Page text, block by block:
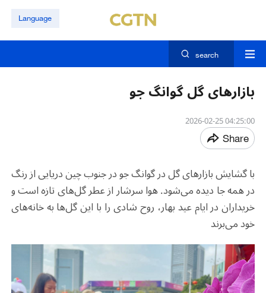
Language
search
بازارهای گل گوانگ جو
04:25:00 2026-02-25
Share
با گشایش بازارهای گل در گوانگ جو در جنوب چین دریایی از رنگ
در همه جا دیده می‌شود. هوا سرشار از عطر گل‌های تازه است و
خریداران در ایام عید بهار، روح شادی را با این گل‌ها به خانه‌های
خود می‌برند